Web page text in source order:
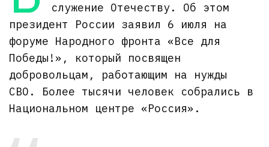
служение Отечеству. Об этом
президент России заявил 6 июля на
форуме Народного фронта «Все для
Победы!», который посвящен
добровольцам, работающим на нужды
СВО. Более тысячи человек собрались в
Национальном центре «Россия».